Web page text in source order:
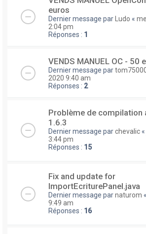
euros
Dernier message parLudo «
2:04 pm
Réponses : 1
VENDS MANUEL OC - 50
Dernier message par
2020 9:40 am
Réponses : 2
Problème de compilation
1.6.3
Dernier message parchevalic «
3:44 pm
Réponses : 15
Fix and update for
ImportEcriturePanel.java
Dernier message parnaturom «
9:49 am
Réponses : 16